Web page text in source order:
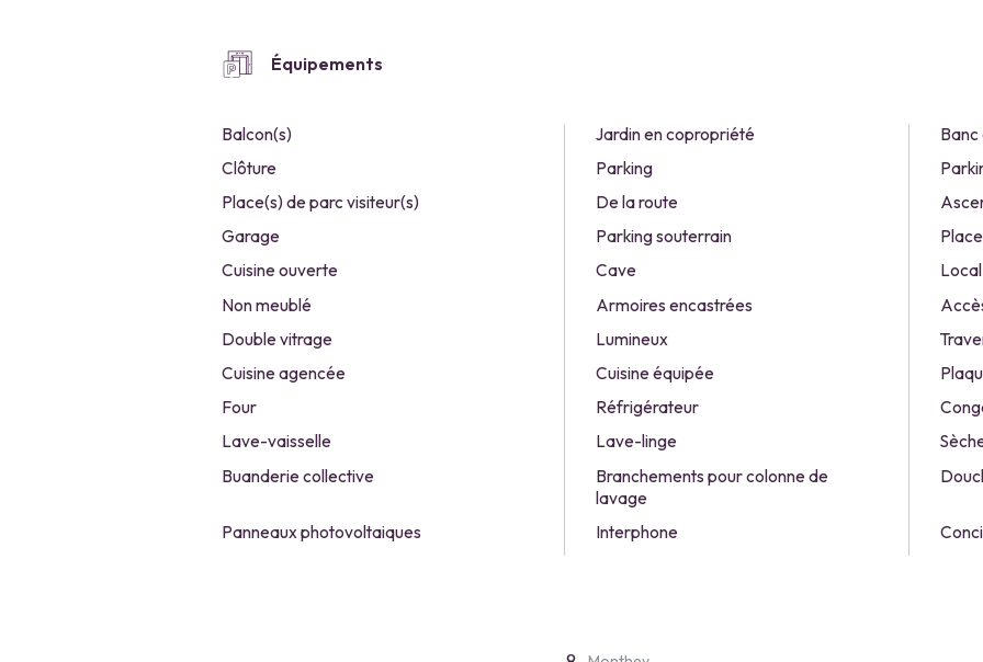
Équipements
Balcon(s) Jardin en copropriété
Banc
Clôture
Parking
Place(s) de parc visiteur(s)
De la route
Garage
Parking souterrain
Cuisine ouverte
Cave
Non meublé
Armoires encastrées
Double vitrage
Lumineux
Cuisine agencée
Cuisine équipée
Four
Réfrigérateur
Lave-vaisselle
Lave-linge
Buanderie collective
Branchements pour colonne de
lavage
Panneaux photovoltaiques Interphone